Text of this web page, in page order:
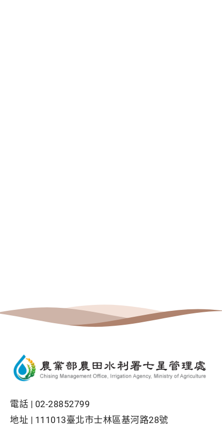
電話 | 02-28852799
地址 | 111013臺北市士林區基河路28號